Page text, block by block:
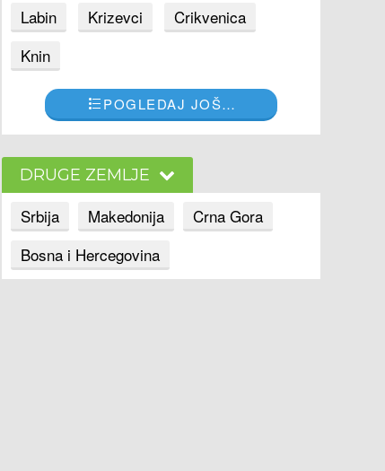
Labin
Krizevci
Crikvenica
Knin
POGLEDAJ JOŠ…
DRUGE ZEMLJE
Srbija Makedonija
Crna Gora
Bosna i Hercegovina